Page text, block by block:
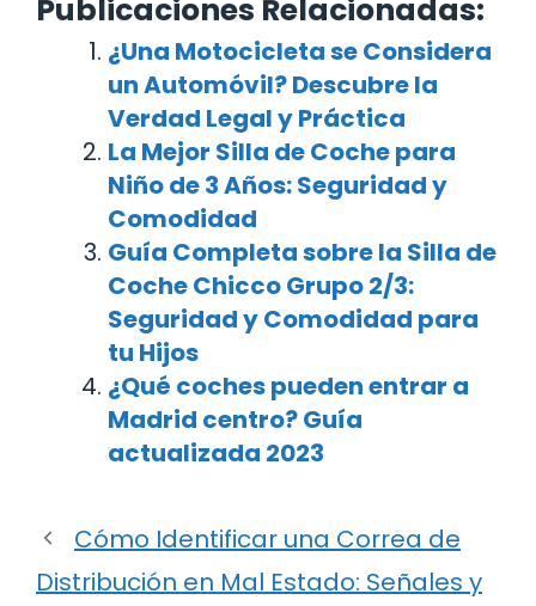
Publicaciones Relacionadas:
¿Una Motocicleta se Considera
un Automóvil? Descubre la
Verdad Legal y Práctica
La Mejor Silla de Coche para
Niño de 3 Años: Seguridad y
Comodidad
Guía Completa sobre la Silla de
Coche Chicco Grupo 2/3:
Seguridad y Comodidad para
tu Hijos
¿Qué coches pueden entrar a
Madrid centro? Guía
actualizada 2023
Cómo Identificar una Correa de
Distribución en Mal Estado: Señales y